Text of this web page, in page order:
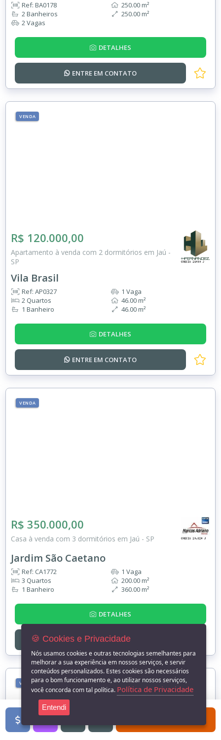
Ref: BA0178
2 Banheiros
2 Vagas
250.00 m²
250.00 m²
DETALHES
ENTRE EM CONTATO
VENDA
R$ 120.000,00
Apartamento à venda com 2 dormitórios em Jaú -
SP
Vila Brasil
Ref: AP0327
2 Quartos
1 Banheiro
1 Vaga
46.00 m²
46.00 m²
DETALHES
ENTRE EM CONTATO
VENDA
R$ 350.000,00
Casa à venda com 3 dormitórios em Jaú - SP
Jardim São Caetano
Ref: CA1772
3 Quartos
1 Banheiro
1 Vaga
200.00 m²
360.00 m²
DETALHES
ENTRE EMCONTATO
VENDA
🍪 Cookies e Privacidade
Nós usamos cookies e outras tecnologias semelhantes para
melhorar a sua experiência em nossos serviços, e servir
conteúdos personalizados. Estes cookies são necessários
para o bom funcionamento e, ao utilizar nossos serviços,
você concorda com tal política. Política de Privacidade
Entendi